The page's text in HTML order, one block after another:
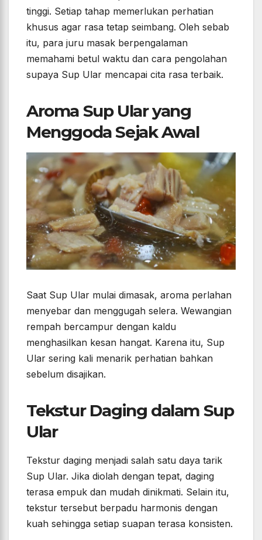
tinggi. Setiap tahap memerlukan perhatian
khusus agar rasa tetap seimbang. Oleh sebab
itu, para juru masak berpengalaman
memahami betul waktu dan cara pengolahan
supaya Sup Ular mencapai cita rasa terbaik.
Aroma Sup Ular yang
Menggoda Sejak Awal
Saat Sup Ular mulai dimasak, aroma perlahan
menyebar dan menggugah selera. Wewangian
rempah bercampur dengan kaldu
menghasilkan kesan hangat. Karena itu, Sup
Ular sering kali menarik perhatian bahkan
sebelum disajikan.
Tekstur Daging dalam Sup
Ular
Tekstur daging menjadi salah satu daya tarik
Sup Ular. Jika diolah dengan tepat, daging
terasa empuk dan mudah dinikmati. Selain itu,
tekstur tersebut berpadu harmonis dengan
kuah sehingga setiap suapan terasa konsisten.